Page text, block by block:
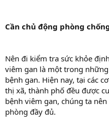
Cần chủ động phòng
Nên đi kiểm tra sức khỏe
viêm gan là một trong
bệnh gan. Hiện nay, tại các
thị xã, thành phố đều được
bệnh viêm gan, chúng ta
phòng đầy đủ.